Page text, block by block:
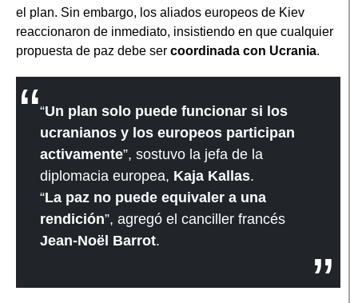
el plan. Sin embargo, los aliados europeos de Kiev
reaccionaron de inmediato, insistiendo en que cualquier
propuesta de paz debe ser coordinada con Ucrania.
“Un plan solo puede funcionar si los
ucranianos y los europeos participan
activamente”, sostuvo la jefa de la
diplomacia europea, Kaja Kallas.
“La paz no puede equivaler a una
rendición”, agregó el canciller francés
Jean-Noël Barrot.